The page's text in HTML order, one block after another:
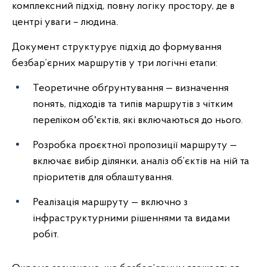
комплексний підхід, повну логіку простору, де в
центрі уваги – людина.
Документ структурує підхід до формування
безбар’єрних маршрутів у три логічні етапи:
Теоретичне обґрунтування — визначення
понять, підходів та типів маршрутів з чітким
переліком об'єктів, які включаються до нього.
Розробка проєктної пропозиції маршруту —
включає вибір ділянки, аналіз об’єктів на ній та
пріоритетів для облаштування.
Реалізація маршруту — включно з
інфраструктурними рішеннями та видами
робіт.